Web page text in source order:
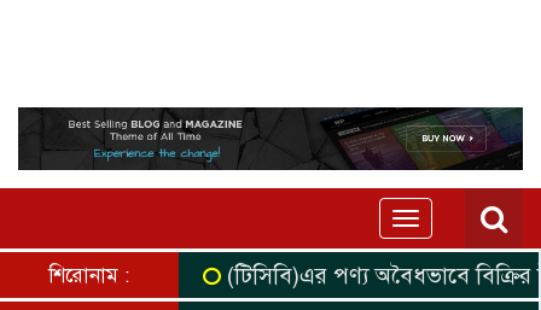
Toggle
navigation
শিরোনাম :
(টিসিবি)এর পণ্য অবৈধভাবে বিক্রির